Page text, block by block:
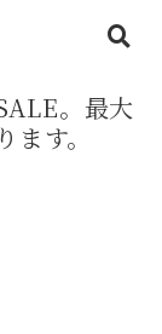
。最大
ます。